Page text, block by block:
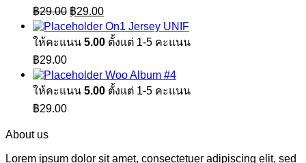
฿29.00 Original
price
was:
฿29.00.
฿29.00Current
price
is:
฿29.00.
On1 Jersey UNIF
ให้คะแนน 5.00 ตั้งแต่ 1-5 คะแนน
฿29.00
Woo Album #4
ให้คะแนน 5.00 ตั้งแต่ 1-5 คะแนน
฿29.00
About us
Lorem ipsum dolor sit amet, consectetuer adipiscing elit, sed